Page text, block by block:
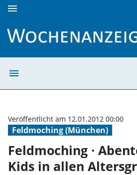
menu
menu
Feldmoching (München)
Veröffentlicht am 12.01.2012 00:00
Feldmoching ·
Kids in allen